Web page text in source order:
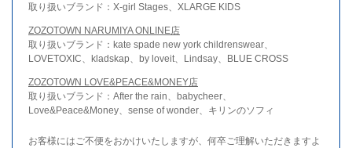
取り扱いブランド：X-girl Stages、XLARGE KIDS
ZOZOTOWN NARUMIYA ONLINE店
取り扱いブランド：kate spade new york childrenswear、
LOVETOXIC、kladskap、by loveit、Lindsay、BLUE CROSS
ZOZOTOWN LOVE&PEACE&MONEY店
取り扱いブランド：After the rain、babycheer、
Love&Peace&Money、sense of wonder、キリンのソフィ
お客様にはご不便をおかけいたしますが、何卒ご理解いただきますよ